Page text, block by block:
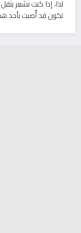
لذا، إذا كنت تشعر
تكون قد أُصبت بأحد